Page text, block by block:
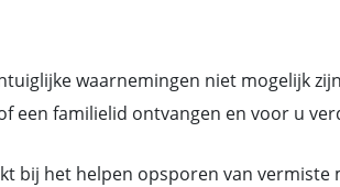
waarnemingen niet mogelijk
een familielid ontvangen en voor u
bij het helpen opsporen van vermiste